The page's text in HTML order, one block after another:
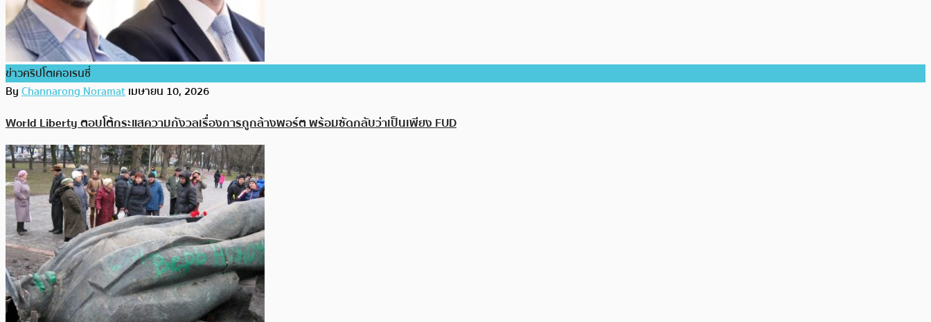
ข่าวคริปโตเคอเรนซี่
ByChannarong Noramatเมษายน 10, 2026
World Liberty ตอบโต้กระแสความกังวลเรื่องการถูกล้างพอร์ต พร้อมซัดกลับว่าเป็นเพียง FUD